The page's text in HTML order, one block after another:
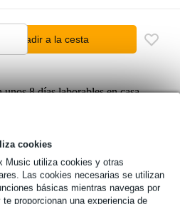
cookies
Music utiliza cookies y otras
Las cookies necesarias se utilizan
básicas mientras navegas por
proporcionan una experiencia de
añadir a la cesta
8 días laborables en casa
stock